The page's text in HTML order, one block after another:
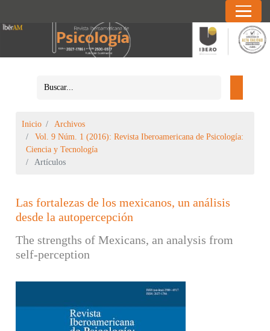
Inicio
Archivos
Vol. 9 Núm. 1 (2016): Revista Iberoamericana de Psicología:
Ciencia y Tecnología
Artículos
Las fortalezas de los mexicanos, un análisis
desde la autopercepción
The strengths of Mexicans, an analysis from
self-perception
Barra lateral del artículo